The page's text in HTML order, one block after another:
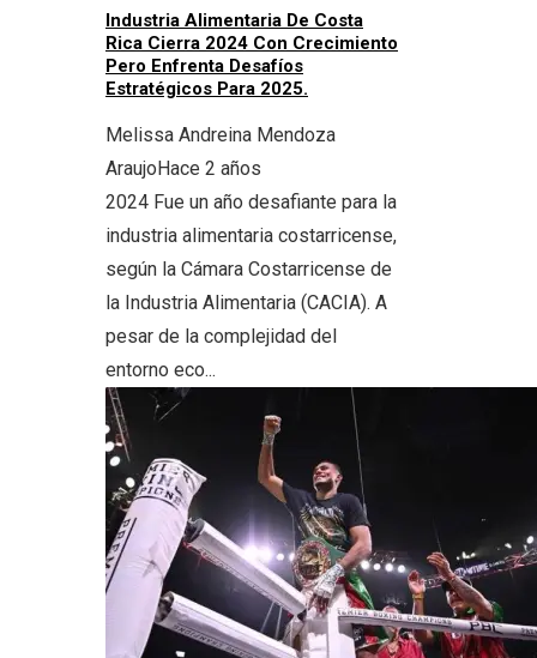
Industria Alimentaria De Costa
Rica Cierra 2024 Con Crecimiento
Pero Enfrenta Desafíos
Estratégicos Para 2025.
Melissa Andreina Mendoza
AraujoHace 2 años
2024 Fue un año desafiante para la
industria alimentaria costarricense,
según la Cámara Costarricense de
la Industria Alimentaria (CACIA). A
pesar de la complejidad del
entorno eco...